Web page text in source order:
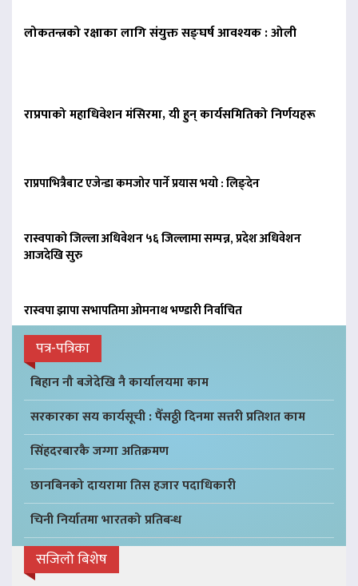
लोकतन्त्रको रक्षाका लागि संयुक्त सङ्घर्ष आवश्यक : ओली
राप्रपाको महाधिवेशन मंसिरमा, यी हुन् कार्यसमितिको निर्णयहरू
राप्रपाभित्रैबाट एजेन्डा कमजोर पार्ने प्रयास भयो : लिङ्देन
रास्वपाको जिल्ला अधिवेशन ५६ जिल्लामा सम्पन्न, प्रदेश अधिवेशन
आजदेखि सुरु
रास्वपा झापा सभापतिमा ओमनाथ भण्डारी निर्वाचित
पत्र-पत्रिका
बिहान नौ बजेदेखि नै कार्यालयमा काम
सरकारका सय कार्यसूची : पैँसठ्ठी दिनमा सत्तरी प्रतिशत काम
सिंहदरबारकै जग्गा अतिक्रमण
छानबिनको दायरामा तिस हजार पदाधिकारी
चिनी निर्यातमा भारतको प्रतिबन्ध
सजिलो बिशेष